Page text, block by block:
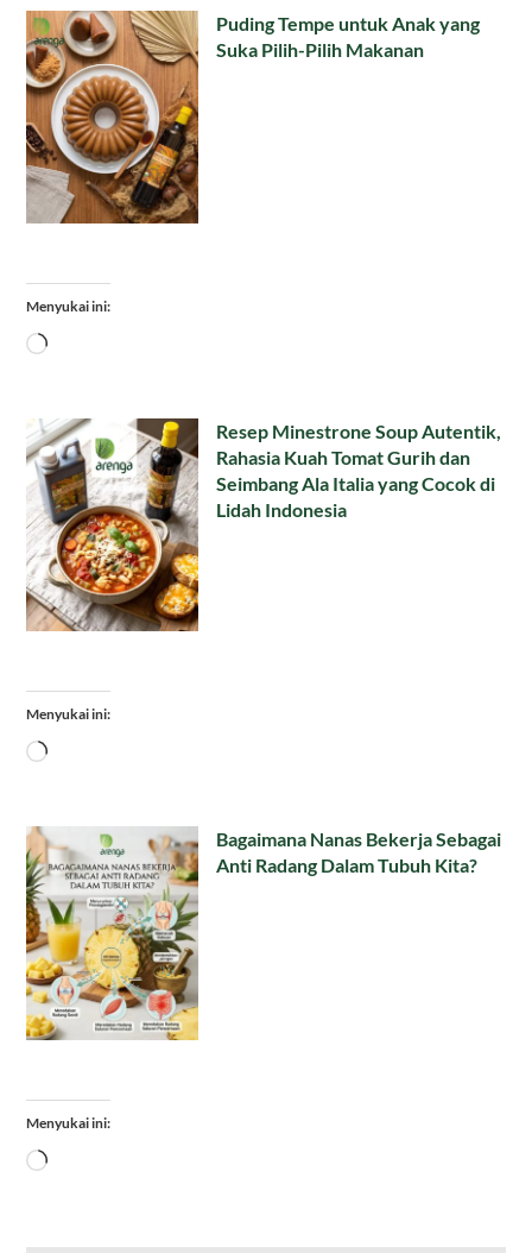
Puding Tempe untuk Anak yang
Suka Pilih-Pilih Makanan
Menyukai ini:
Memuat...
Resep Minestrone Soup Autentik,
Rahasia Kuah Tomat Gurih dan
Seimbang Ala Italia yang Cocok di
Lidah Indonesia
Menyukai ini:
Memuat...
Bagaimana Nanas Bekerja Sebagai
Anti Radang Dalam Tubuh Kita?
Menyukai ini:
Memuat...